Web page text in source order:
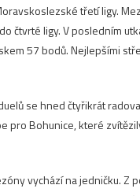
třetí ligy.
čtvrté ligy. V posledním
57 bodů. Nejlepšími
se hned čtyřikrát
pro Bohunice, které
vychází na jedničku.